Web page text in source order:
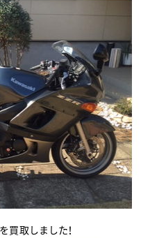
取しました！